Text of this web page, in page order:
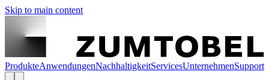
Skip to main content
ProdukteAnwendungenNachhaltigkeitServicesUnternehmenSupport